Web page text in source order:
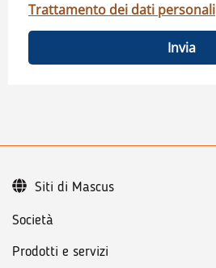
Trattamento dei dati personali
Invia
Società
Prodotti e servizi
Siti di Mascus